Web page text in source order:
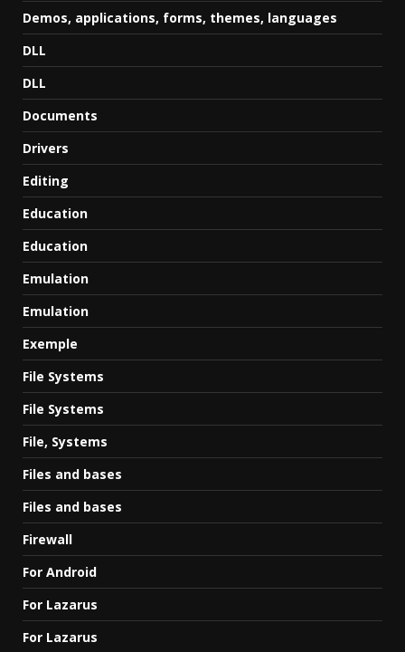
Demos, applications, forms, themes, languages
DLL
DLL
Documents
Drivers
Editing
Education
Education
Emulation
Emulation
Exemple
File Systems
File Systems
File, Systems
Files and bases
Files and bases
Firewall
For Android
For Lazarus
For Lazarus